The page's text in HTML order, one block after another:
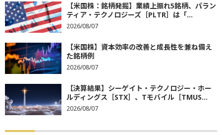
【米国株：銘柄発掘】業績上振れ5銘柄、パラン
ティア・テクノロジーズ［PLTR］は「...
2026/08/07
【米国株】資本効率の改善と成長性を兼ね備え
た銘柄例
2026/08/07
【決算結果】シーゲイト・テクノロジー・ホー
ルディングス［STX］、Tモバイル［TMUS...
2026/08/07